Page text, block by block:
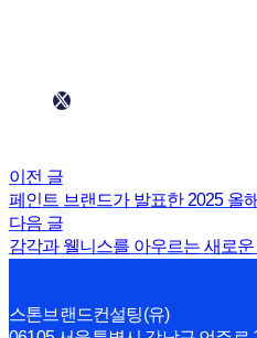
이전 글
페인트 브랜드가 발표한 2025 올
다음 글
감각과 웰니스를 아우르는 새로운
스톤브랜드컨설팅(유)